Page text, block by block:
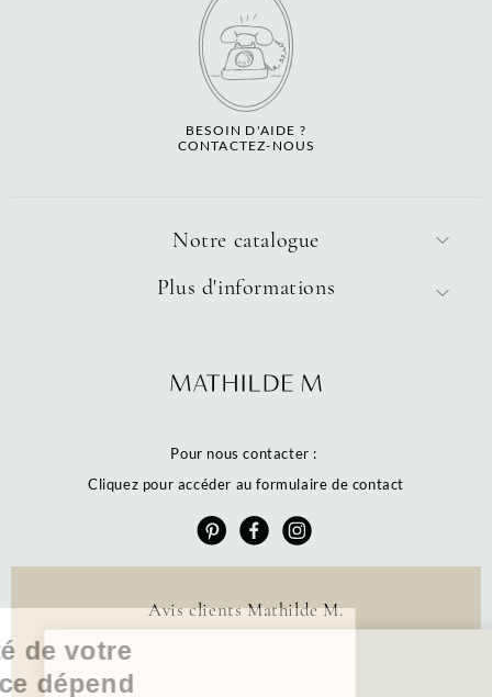
La qualité de votre
expérience dépend
BESOIN D'AIDE ?
CONTACTEZ-NOUS
Notre catalogue
Pour nous contacter :
Cliquez pour accéder au formulaire de contact
Plus d'informations
Avis clients Mathilde M.